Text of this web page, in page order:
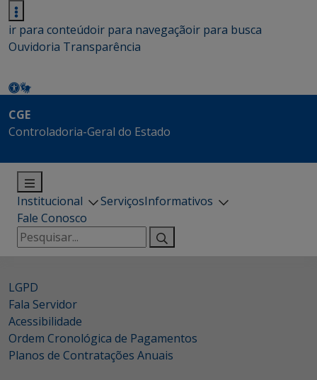
ir para conteúdoir para navegaçãoir para busca
Ouvidoria Transparência
CGE
Controladoria-Geral do Estado
Institucional ServiçosInformativos
Fale Conosco
Pesquisar
por:
LGPD
Fala Servidor
Acessibilidade
Ordem Cronológica de Pagamentos
Planos de Contratações Anuais